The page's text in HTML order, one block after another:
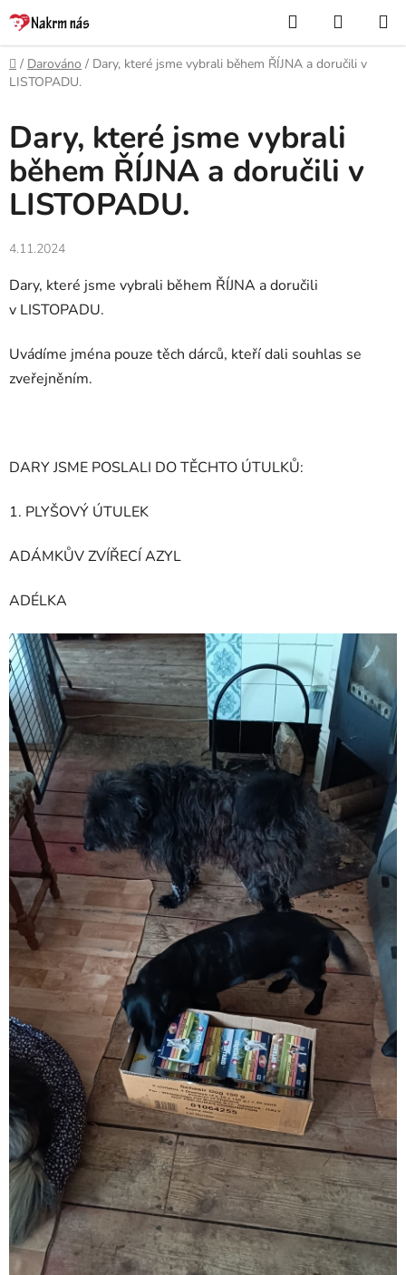
Přejít
na
obsah
Hledat
KOŠÍK
Domů
/ Darováno / Dary, které jsme vybrali během ŘÍJNA a doručili v
LISTOPADU.
Dary, které jsme vybrali
během ŘÍJNA a doručili v
LISTOPADU.
4.11.2024
Dary, které jsme vybrali během ŘÍJNA a doručili
v LISTOPADU.
Uvádíme jména pouze těch dárců, kteří dali souhlas se
zveřejněním.
DARY JSME POSLALI DO TĚCHTO ÚTULKŮ:
1. PLYŠOVÝ ÚTULEK
ADÁMKŮV ZVÍŘECÍ AZYL
ADÉLKA